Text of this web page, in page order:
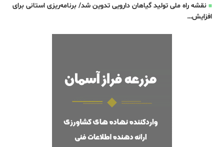
نقشه راه ملی تولید گیاهان دارویی تدوین شد/ برنامه‌ریزی استانی برای
افزایش…